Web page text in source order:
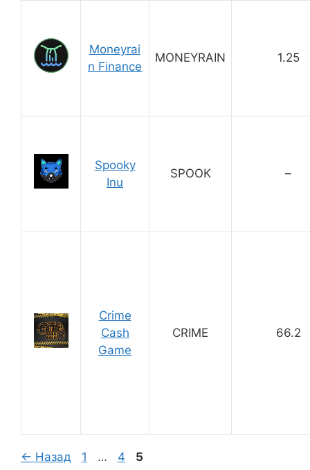
Moneyrai
n Finance
MONEYRAIN 1.25
Spooky
Inu
SPOOK –
Crime
Cash
Game
CRIME 66.2
← Назад Страница
1 … Страница
4 Страница
5